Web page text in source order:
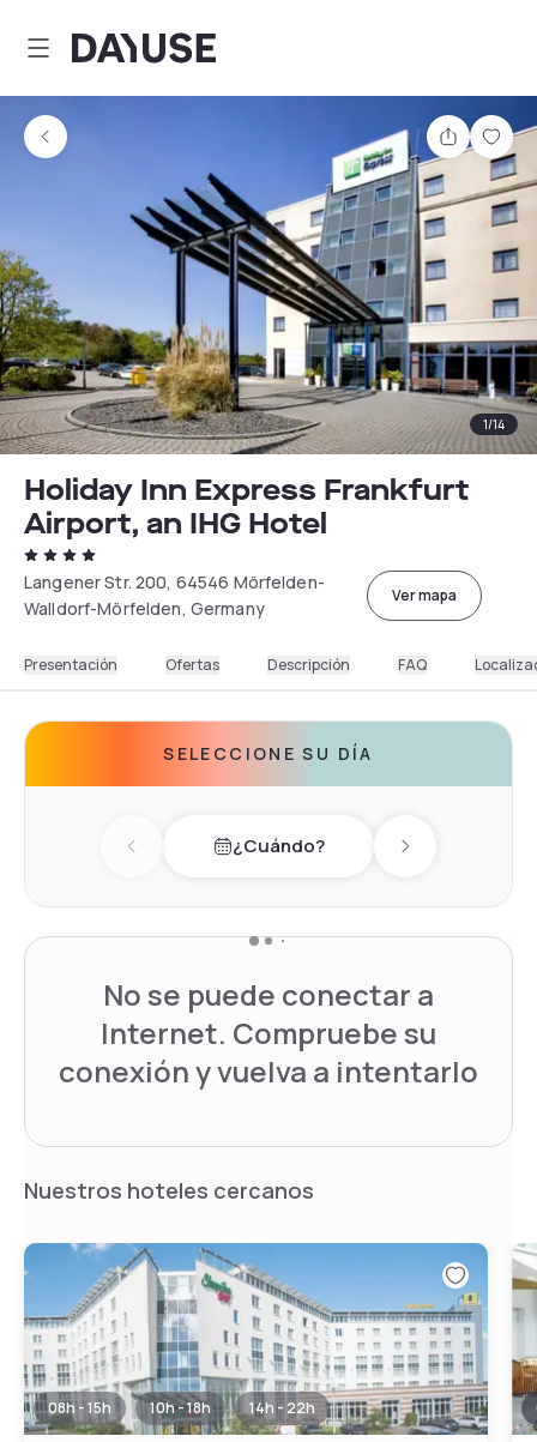
Dayuse
1/14
Holiday Inn Express Frankfurt
Airport, an IHG Hotel
Langener Str. 200, 64546 Mörfelden-
Walldorf-Mörfelden, Germany
Ver mapa
Presentación Ofertas Descripción FAQ
SELECCIONE SU DÍA
Previous day¿Cuándo? Next day
No se puede conectar a
Internet. Compruebe su
conexión y vuelva a intentarlo
Nuestros hoteles cercanos
08h - 15h 10h - 18h 14h - 22h